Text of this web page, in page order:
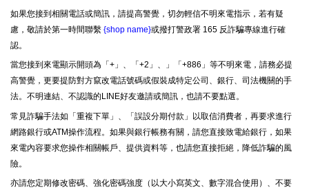
如果您接到相關電話或簡訊，請提高警覺，切勿輕信不明來電指示，若有疑
慮，敬請於第一時間聯繫 {shop name}或撥打警政署 165 反詐騙專線進行確
認。
當您接到來電顯示開頭為「+」、「+2」、」「+886」等不明來電，請務必提
高警覺，更要提防對方竄改電話號碼或假裝成特定公司、銀行、司法機關的手
法。不明連結、不認識的LINE好友邀請或簡訊，也請不要點選。
常見詐騙手法如「重複下單」、「誤設分期付款」以取信消費者，再要求進行
網路銀行或ATM操作流程。如果與銀行帳務有關，請您直接致電給銀行，如果
來電內容要求您操作相關帳戶、提供資料等，也請您直接拒絕，降低詐騙的風
險。
亦請您定期修改密碼、強化密碼強度（以大小寫英文、數字混合使用）、不要